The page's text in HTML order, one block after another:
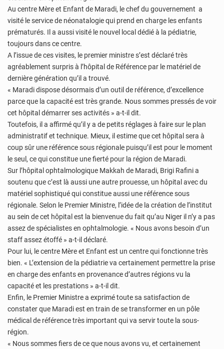
Au centre Mère et Enfant de Maradi, le chef du gouvernement a
visité le service de néonatalogie qui prend en charge les enfants
prématurés. Il a aussi visité le nouvel local dédié à la pédiatrie,
toujours dans ce centre.
A l’issue de ces visites, le premier ministre s’est déclaré très
agréablement surpris à l’hôpital de Référence par le matériel de
dernière génération qu’il a trouvé.
« Maradi dispose désormais d’un outil de référence, d’excellence
parce que la capacité est très grande. Nous sommes pressés de voir
cet hôpital démarrer ses activités » a-t-il dit.
Toutefois, il a affirmé qu’il y a de petits réglages à faire sur le plan
administratif et technique. Mieux, il estime que cet hôpital sera à
coup sûr une référence sous régionale puisqu’il est pour le moment
le seul, ce qui constitue une fierté pour la région de Maradi.
Sur l’hôpital ophtalmologique Makkah de Maradi, Brigi Rafini a
soutenu que c’est là aussi une autre prouesse, un hôpital avec du
matériel sophistiqué qui constitue aussi une référence sous
régionale. Selon le Premier Ministre, l’idée de la création de l’institut
au sein de cet hôpital est la bienvenue du fait qu’au Niger il n’y a pas
assez de spécialistes en ophtalmologie. « Nous avons besoin d’un
staff assez étoffé » a-t-il déclaré.
Pour lui, le centre Mère et Enfant est un centre qui fonctionne très
bien. « L’extension de la pédiatrie va certainement permettre la prise
en charge des enfants en provenance d’autres régions vu la
capacité et les prestations » a-t-il dit.
Enfin, le Premier Ministre a exprimé toute sa satisfaction de
constater que Maradi est en train de se transformer en un pôle
médical de référence très important qui va servir toute la sous-
région.
« Nous sommes fiers de ce que nous avons vu, et certainement